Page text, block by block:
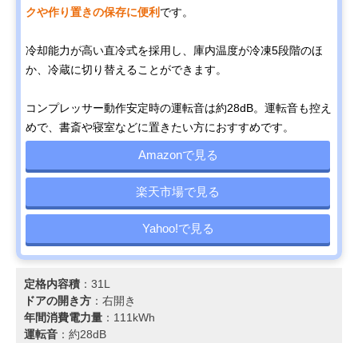
クや作り置きの保存に便利です。
冷却能力が高い直冷式を採用し、庫内温度が冷凍5段階のほ
か、冷蔵に切り替えることができます。
コンプレッサー動作安定時の運転音は約28dB。運転音も控え
めで、書斎や寝室などに置きたい方におすすめです。
Amazonで見る
楽天市場で見る
Yahoo!で見る
定格内容積 ：31L
ドアの開き方 ：右開き
年間消費電力量 ：111kWh
運転音 ：約28dB